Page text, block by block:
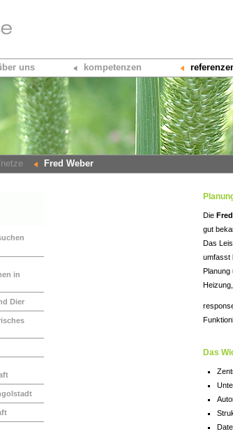
uns kompetenzen
Fred Weber
in
Dier
Die
gut
Das
umfasst
Planung
Das